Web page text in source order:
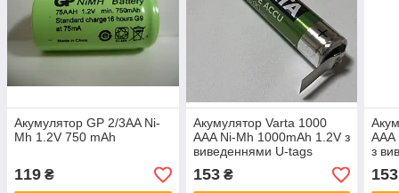
Акумулятор GP 2/3AA Ni-
Mh 1.2V 750 mAh
119 ₴
Акумулятор Varta 1000
AAA Ni-Mh 1000mAh 1.2V з
виведеннями U-tags
153₴
з
153